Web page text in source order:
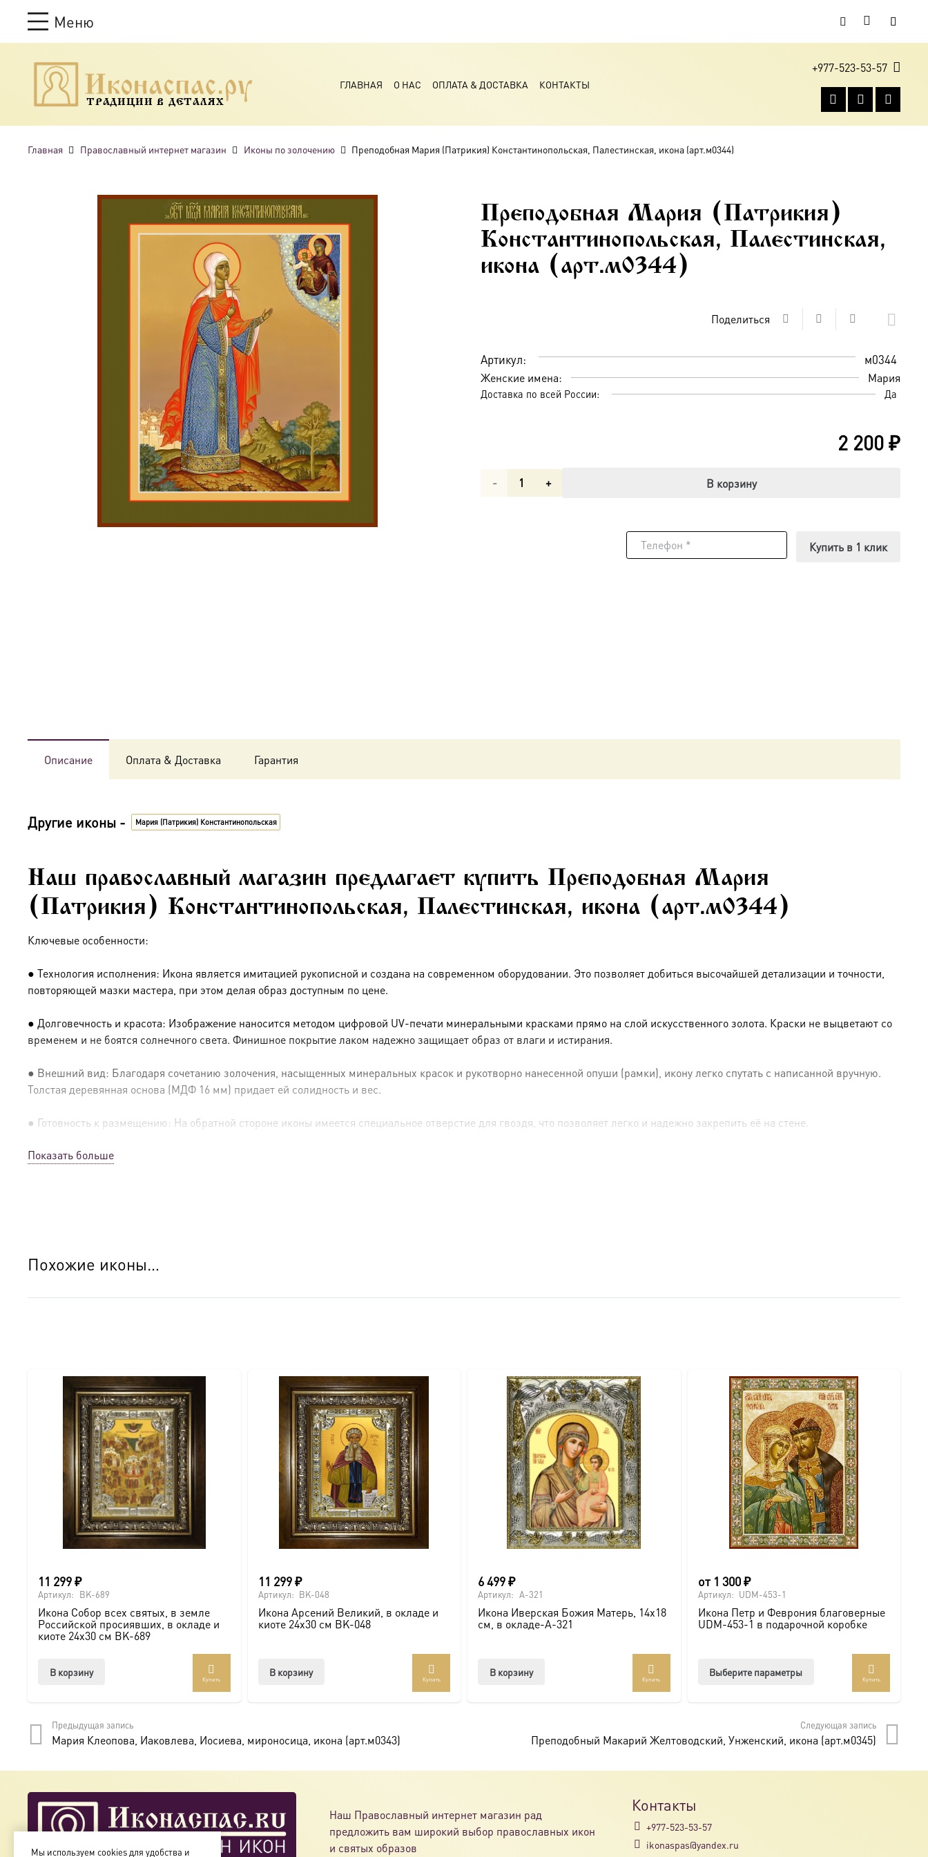
Меню
ТРАДИЦИИ В ДЕТАЛЯХ
ГЛАВНАЯ О НАС ОПЛАТА & ДОСТАВКА КОНТАКТЫ
+977-523-53-57
Главная Православный интернет магазин Иконы по золочению Преподобная Мария (Патрикия) Константинопольская, Палестинская, икона (арт.м0344)
Преподобная Мария (Патрикия)
Константинопольская, Палестинская,
икона (арт.м0344)
Поделиться
Артикул: м0344
Женские имена: Мария
Доставка по всей России: Да
2 200₽
Количество
В корзину
Купить в 1 клик
Описание Оплата & Доставка Гарантия
Другие иконы - Мария (Патрикия) Константинопольская
Наш православный магазин предлагает купить Преподобная Мария
(Патрикия) Константинопольская, Палестинская, икона (арт.м0344)
Ключевые особенности:
● Технология исполнения: Икона является имитацией рукописной и создана на современном оборудовании. Это позволяет добиться высочайшей детализации и точности,
повторяющей мазки мастера, при этом делая образ доступным по цене.
● Долговечность и красота: Изображение наносится методом цифровой UV-печати минеральными красками прямо на слой искусственного золота. Краски не выцветают со
временем и не боятся солнечного света. Финишное покрытие лаком надежно защищает образ от влаги и истирания.
● Внешний вид: Благодаря сочетанию золочения, насыщенных минеральных красок и рукотворно нанесенной опуши (рамки), икону легко спутать с написанной вручную.
Толстая деревянная основа (МДФ 16 мм) придает ей солидность и вес.
● Готовность к размещению: На обратной стороне иконы имеется специальное отверстие для гвоздя, что позволяет легко и надежно закрепить её на стене.
● Освящение: Производство освящено
Эта икона станет прекрасным духовным подарком:
● На день Ангела (именины) — в честь небесного покровителя.
● На Крещение ребенка или взрослого.
● На день рождения как символ защиты и заступничества.
● На венчание или годовщину брака (для парных икон или образов покровителей семьи).
● На новоселье для освящения домашнего очага.
Доставка и заказ:
Мы предлагаем купить икону в Москве с доставкой по России. Также можно заказать икону в окладе и киоте.
Доступна в стандартных размерах или может быть изготовлена под заказ по вашим размерам.
Подписывайтесь на нашу группу ВКонтакте:
Показать больше
Похожие иконы…
11 299₽
Артикул: BK-689
Икона Собор всех святых, в земле
Российской просиявших, в окладе и
киоте 24х30 см BK-689
В корзину
Купить
11 299₽
Артикул: BK-048
Икона Арсений Великий, в окладе и
киоте 24х30 см BK-048
В корзину
Купить
6 499₽
Артикул: A-321
Икона Иверская Божия Матерь, 14х18
см, в окладе-A-321
В корзину
Купить
от 1 300₽
Артикул: UDM-453-1
Икона Петр и Феврония благоверные
UDM-453-1 в подарочной коробке
Выберите параметры
вариаций.
Опции
Купить
Предыдущая запись
Мария Клеопова, Иаковлева, Иосиева, мироносица, икона (арт.м0343)
Следующая запись
Преподобный Макарий Желтоводский, Унженский, икона (арт.м0345)
Наш Православный интернет магазин рад
предложить вам широкий выбор православных икон
и святых образов
Контакты
+977-523-53-57
ikonaspas@yandex.ru
Мы используем cookies для удобства и